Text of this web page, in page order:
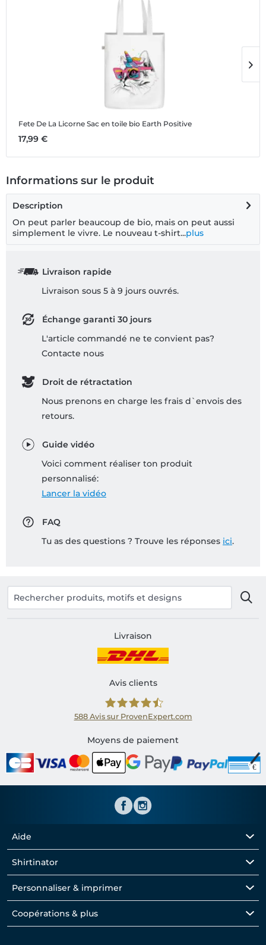
Fete De La Licorne Sac en toile bio Earth Positive
17,99 €
Informations sur le produit
Description
On peut parler beaucoup de bio, mais on peut aussi
simplement le vivre. Le nouveau t-shirt...plus
Livraison rapide
Livraison sous 5 à 9 jours ouvrés.
Échange garanti 30 jours
L'article commandé ne te convient pas?
Contacte nous
Droit de rétractation
Nous prenons en charge les frais d`envois des
retours.
Guide vidéo
Voici comment réaliser ton produit
personnalisé:
Lancer la vidéo
FAQ
Tu as des questions ? Trouve les réponses ici.
Livraison
Avis clients
Shirtinator FR
588 Avis sur ProvenExpert.com
Moyens de paiement
Aide
Shirtinator
Personnaliser & imprimer
Coopérations & plus